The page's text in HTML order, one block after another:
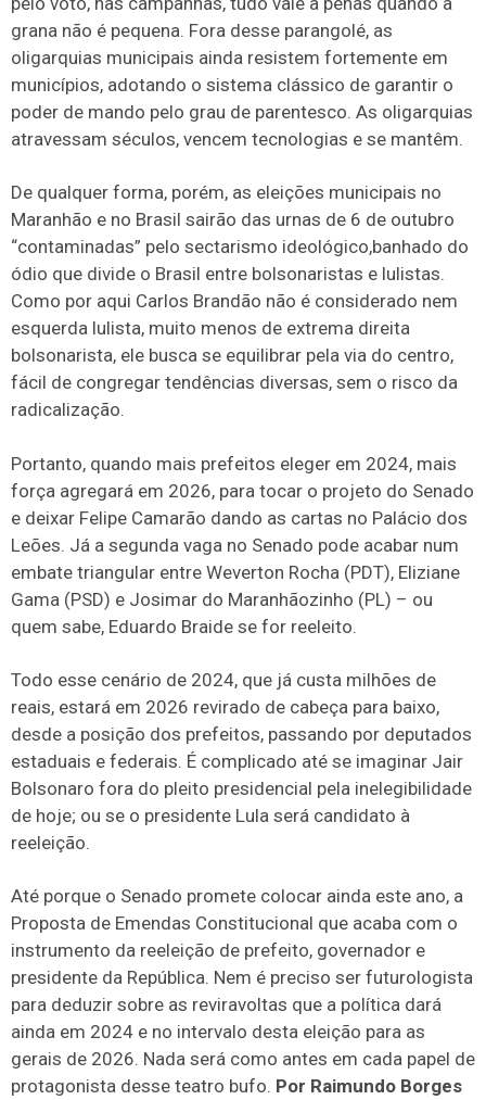
grana não é pequena. Fora desse parangolé, as
oligarquias municipais ainda resistem fortemente em
municípios, adotando o sistema clássico de garantir o
poder de mando pelo grau de parentesco. As oligarquias
atravessam séculos, vencem tecnologias e se mantêm.
De qualquer forma, porém, as eleições municipais no
Maranhão e no Brasil sairão das urnas de 6 de outubro
“contaminadas” pelo sectarismo ideológico,banhado do
ódio que divide o Brasil entre bolsonaristas e lulistas.
Como por aqui Carlos Brandão não é considerado nem
esquerda lulista, muito menos de extrema direita
bolsonarista, ele busca se equilibrar pela via do centro,
fácil de congregar tendências diversas, sem o risco da
radicalização.
Portanto, quando mais prefeitos eleger em 2024, mais
força agregará em 2026, para tocar o projeto do Senado
e deixar Felipe Camarão dando as cartas no Palácio dos
Leões. Já a segunda vaga no Senado pode acabar num
embate triangular entre Weverton Rocha (PDT), Eliziane
Gama (PSD) e Josimar do Maranhãozinho (PL) – ou
quem sabe, Eduardo Braide se for reeleito.
Todo esse cenário de 2024, que já custa milhões de
reais, estará em 2026 revirado de cabeça para baixo,
desde a posição dos prefeitos, passando por deputados
estaduais e federais. É complicado até se imaginar Jair
Bolsonaro fora do pleito presidencial pela inelegibilidade
de hoje; ou se o presidente Lula será candidato à
reeleição.
Até porque o Senado promete colocar ainda este ano, a
Proposta de Emendas Constitucional que acaba com o
instrumento da reeleição de prefeito, governador e
presidente da República. Nem é preciso ser futurologista
para deduzir sobre as reviravoltas que a política dará
ainda em 2024 e no intervalo desta eleição para as
gerais de 2026. Nada será como antes em cada papel de
protagonista desse teatro bufo. Por Raimundo Borges